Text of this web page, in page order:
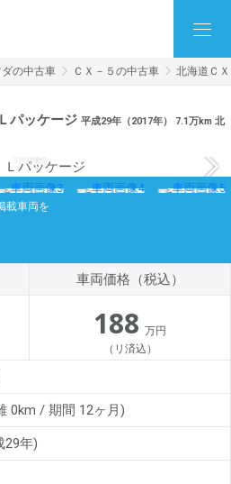
ダの中古車 ＣＸ－５の中古車 北海道Ｃ
ッケージ 平成29年（2017年） 7.1万km 北
16
載車両を
車両価格（税込）
188 万円
（リ済込）
0km / 期間 12ヶ月)
29年)